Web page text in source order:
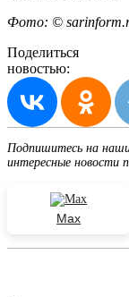
Фото: ©
Поделиться
новостью:
Подпишитесь на
интересные новости
Max